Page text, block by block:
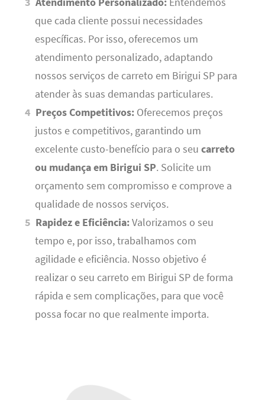
que cada cliente possui necessidades
específicas. Por isso, oferecemos um
atendimento personalizado, adaptando
nossos serviços de carreto em Birigui SP para
atender às suas demandas particulares.
Preços Competitivos: Oferecemos preços
justos e competitivos, garantindo um
excelente custo-benefício para o seu carreto
ou mudança em Birigui SP. Solicite um
orçamento sem compromisso e comprove a
qualidade de nossos serviços.
Rapidez e Eficiência:Valorizamos o seu
tempo e, por isso, trabalhamos com
agilidade e eficiência. Nosso objetivo é
realizar o seu carreto em Birigui SP de forma
rápida e sem complicações, para que você
possa focar no que realmente importa.